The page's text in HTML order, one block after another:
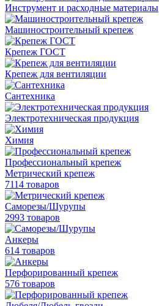
Инструмент и расходные материалы
Машиностроительный крепеж
Крепеж ГОСТ
Крепеж для вентиляции
Сантехника
Электротехническая продукция
Химия
Профессиональный крепеж
Метрический крепеж
7114 товаров
Саморезы/Шурупы
2993 товаров
Анкеры
614 товаров
Перфорированный крепеж
576 товаров